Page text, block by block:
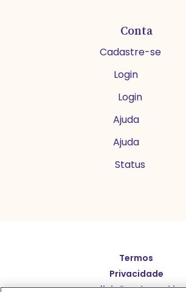
Conta
Cadastre-se
Login
Login
Ajuda
Ajuda
Status
Termos
Privacidade
Definições de cookies
English
Español